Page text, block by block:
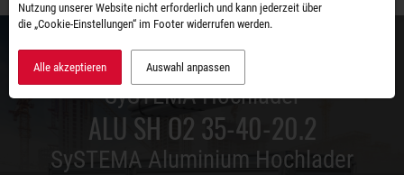
SySTEMA Hochlader
ALU SH O2 35-40-20.2
SySTEMA Aluminium Hochlader
Nutzung unserer Website nicht erforderlich und kann jederzeit über
die „Cookie-Einstellungen“ im Footer widerrufen werden.
Alle akzeptieren Auswahl anpassen